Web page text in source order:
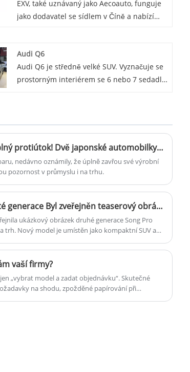
EXV, také uznávaný jako Aecoauto, funguje
jako dodavatel se sídlem v Číně a nabízí
nabíjecí stanice EV 32A 22KW. Základní
domácí nabíjecí stanice pro elektromobily
32A 22KW je základní domácí nabíjecí
Audi Q6
Audi Q6 je středně velké SUV. Vyznačuje se
prostorným interiérem se 6 nebo 7 sedadly,
pohonu všech kol quattro, a poskytuje
pohodlný a příjemný zážitek z jízdy.
Čínští výrobci automobilů zahajují úplný protiútok! Dvě japonské automobilky se stahují z thajského trhu
nedávno oznámily, že úplně zavřou své výrobní
pozornost v průmyslu i na trhu.
Již brzy! Vybaveno technologií DM páté generace Byl zveřejněn teaserový obrázek druhé generace BYD Song Pro DM-i
ukázkový obrázek druhé generace Song Pro
trh. Nový model je umístěn jako kompaktní SUV a
vaší firmy?
„vybrat model a zadat objednávku“. Skutečné
na shodu, zpožděné papírování při